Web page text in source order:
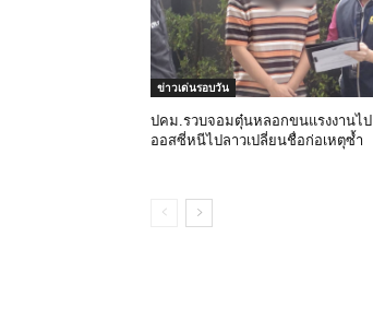
ข่าวเด่นรอบวัน
ปคม.รวบจอมตุ๋นหลอกขนแรงงานไป
ออสซี่หนีไปลาวเปลี่ยนชื่อก่อเหตุซ้ำ